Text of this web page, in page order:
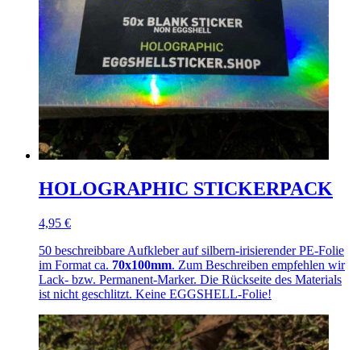
HOLOGRAPHIC STICKERPACK
4,95 €
50 beschreibbare Aufkleber auf silbern-irisierender PE-Folie
im Format ca. 70x100mm. Zum Beschreiben empfehlen wir
Lack- bzw. Permanent-Marker. Die Rückseite des Materials
ist nicht geschlitzt. Keine EGGSHELL-Folie!